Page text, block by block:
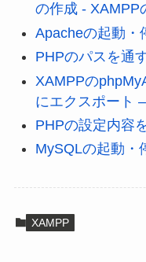
の作成 - XAMPP
Apacheの起動・
PHPのパスを通
XAMPPの
にエクスポート
PHPの設定内容
MySQLの起動・
XAMPP